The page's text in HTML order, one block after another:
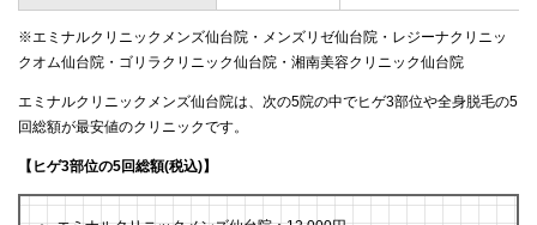
※エミナルクリニックメンズ仙台院・メンズリゼ仙台院・レジーナクリニッ
クオム仙台院・ゴリラクリニック仙台院・湘南美容クリニック仙台院
エミナルクリニックメンズ仙台院は、次の5院の中でヒゲ3部位や全身脱毛の5
回総額が最安値のクリニックです。
【ヒゲ3部位の5回総額(税込)】